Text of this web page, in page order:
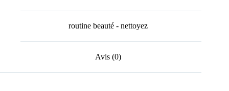
routine beauté - nettoyez
Avis (0)